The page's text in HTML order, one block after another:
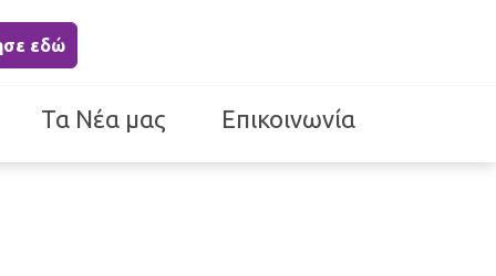
εδώ
Τα Νέα μας Επικοινωνία